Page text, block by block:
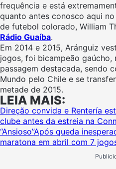
frequência e está
quanto antes conosco aqui
de futebol colorado, William
Rádio Guaíba.
Em 2014 e 2015, Aránguiz
jogos, foi bicampeão gaúcho,
passagem destacada, sendo
Mundo pelo Chile e se
metade de 2015.
LEIA MAIS:
Direção convida e Rentería
clube antes da estreia na
“Ansioso”Após queda
maratona em abril com 7